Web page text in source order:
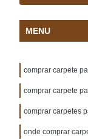
MENU
comprar carpete
comprar carpete
comprar carpetes
onde comprar